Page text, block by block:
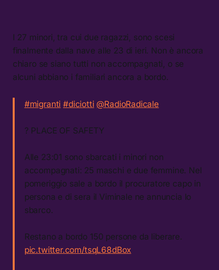
I 27 minori, tra cui due ragazzi, sono scesi
finalmente dalla nave alle 23 di ieri. Non è ancora
chiaro se siano tutti non accompagnati, o se
alcuni abbiano i familiari ancora a bordo.
#migranti #diciotti @RadioRadicale
? PLACE OF SAFETY
Alle 23:01 sono sbarcati i minori non
accompagnati: 25 maschi e due femmine. Nel
pomeriggio sale a bordo il procuratore capo in
persona e di sera il Viminale ne annuncia lo
sbarco.
Restano a bordo 150 persone da liberare.
pic.twitter.com/tsqL68dBox